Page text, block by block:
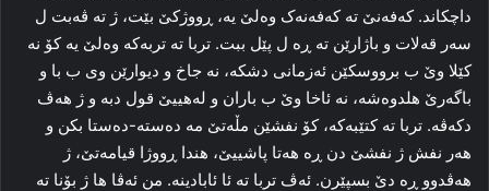
داچکاند. که‌فه‌نێ ته‌ که‌فه‌نه‌ک وه‌لێ یه‌، ڕووژکێ بێت، ژ ته‌ ڤه‌بت ل
سه‌ر قه‌لات و باژارێن ته‌ ڕه‌ ل پێل ببت. تربا ته‌ تربه‌که‌ وه‌لێ یه‌ کۆ نه‌
کێلا وێ ب برووسکێن ئه‌زمانی دشکه‌، نه‌ جاخ و دیوارێن وی ب با و
باگه‌رێ هلدوه‌شه‌، نه‌ ئاخا وێ ب باران و له‌هییێ قول دبه‌ و ژ هه‌ڤ
دکه‌ڤه‌. تربا ته‌ کتێبه‌که‌، کۆ نفشێن مڵه‌تێ مه‌ ده‌سته‌-ده‌ستا بکن و
هه‌ر نفش ژ نفشێ دن ڕه‌ هه‌تا پاشییێ، هندا ڕووژا قیامه‌تێ، ژ
هه‌ڤدوو ڕه‌ دێ بسپێرن. ئه‌ڤ تربا ته‌ ئا ئابادینه‌. من ئه‌ڤا ها ژ بۆنا ته‌